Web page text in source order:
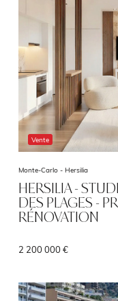
Vente
Monte-Carlo - Hersilia
HERSILIA -
DES PLAGES -
RÉNOVATION
2 200 000 €